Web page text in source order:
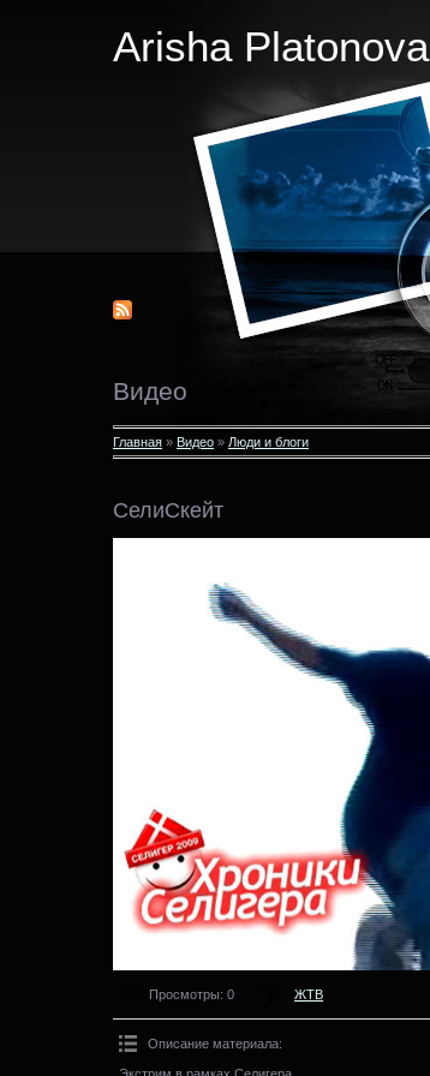
Arisha Platonova
Видео
Главная » Видео » Люди и блоги
СелиСкейт
Просмотры: 0 ЖТВ
Описание материала:
Экстрим в рамках Селигера.